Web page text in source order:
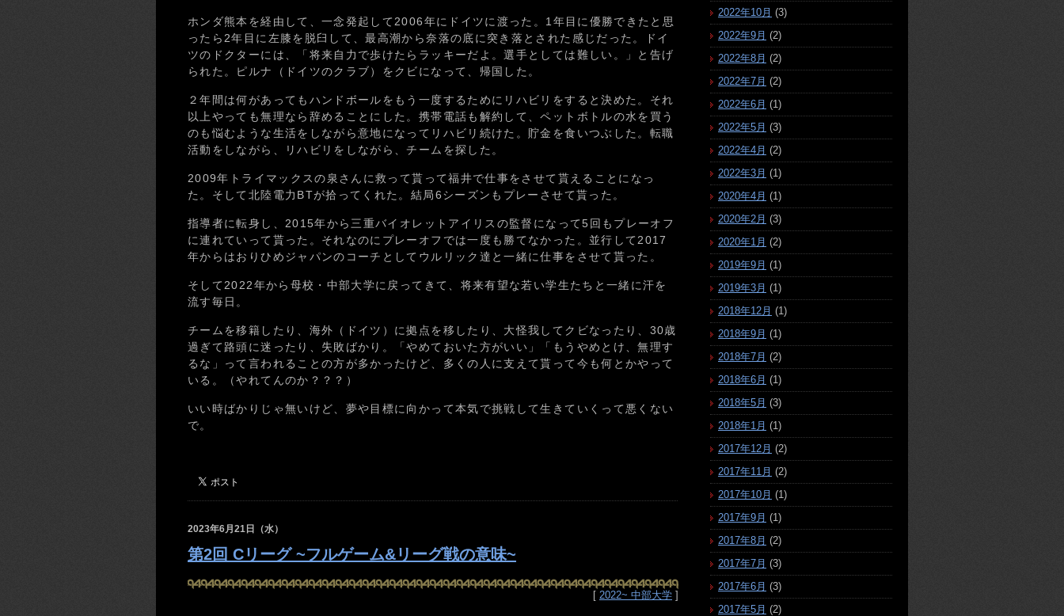
ホンダ熊本を経由して、一念発起して2006年にドイツに渡った。1年目に優勝できたと思
ったら2年目に左膝を脱臼して、最高潮から奈落の底に突き落とされた感じだった。ドイ
ツのドクターには、「将来自力で歩けたらラッキーだよ。選手としては難しい。」と告げ
られた。ピルナ（ドイツのクラブ）をクビになって、帰国した。
２年間は何があってもハンドボールをもう一度するためにリハビリをすると決めた。それ
以上やっても無理なら辞めることにした。携帯電話も解約して、ペットボトルの水を買う
のも悩むような生活をしながら意地になってリハビリ続けた。貯金を食いつぶした。転職
活動をしながら、リハビリをしながら、チームを探した。
2009年トライマックスの泉さんに救って貰って福井で仕事をさせて貰えることになっ
た。そして北陸電力BTが拾ってくれた。結局6シーズンもプレーさせて貰った。
指導者に転身し、2015年から三重バイオレットアイリスの監督になって5回もプレーオフ
に連れていって貰った。それなのにプレーオフでは一度も勝てなかった。並行して2017
年からはおりひめジャパンのコーチとしてウルリック達と一緒に仕事をさせて貰った。
そして2022年から母校・中部大学に戻ってきて、将来有望な若い学生たちと一緒に汗を
流す毎日。
チームを移籍したり、海外（ドイツ）に拠点を移したり、大怪我してクビなったり、30歳
過ぎて路頭に迷ったり、失敗ばかり。「やめておいた方がいい」「もうやめとけ、無理す
るな」って言われることの方が多かったけど、多くの人に支えて貰って今も何とかやって
いる。（やれてんのか？？？）
いい時ばかりじゃ無いけど、夢や目標に向かって本気で挑戦して生きていくって悪くない
で。
2023年6月21日（水）
第2回 Cリーグ ~フルゲーム&リーグ戦の意味~
[ 2022~ 中部大学 ]
2022年10月 (3)
2022年9月 (2)
2022年8月 (2)
2022年7月 (2)
2022年6月 (1)
2022年5月 (3)
2022年4月 (2)
2022年3月 (1)
2020年4月 (1)
2020年2月 (3)
2020年1月 (2)
2019年9月 (1)
2019年3月 (1)
2018年12月 (1)
2018年9月 (1)
2018年7月 (2)
2018年6月 (1)
2018年5月 (3)
2018年1月 (1)
2017年12月 (2)
2017年11月 (2)
2017年10月 (1)
2017年9月 (1)
2017年8月 (2)
2017年7月 (3)
2017年6月 (3)
2017年5月 (2)